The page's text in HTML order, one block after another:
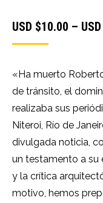
USD $10.00 –
«Ha muerto
de tránsito, el
realizaba sus
Niteroi, Río de
divulgada noticia,
un testamento a su
y la crítica
motivo, hemos